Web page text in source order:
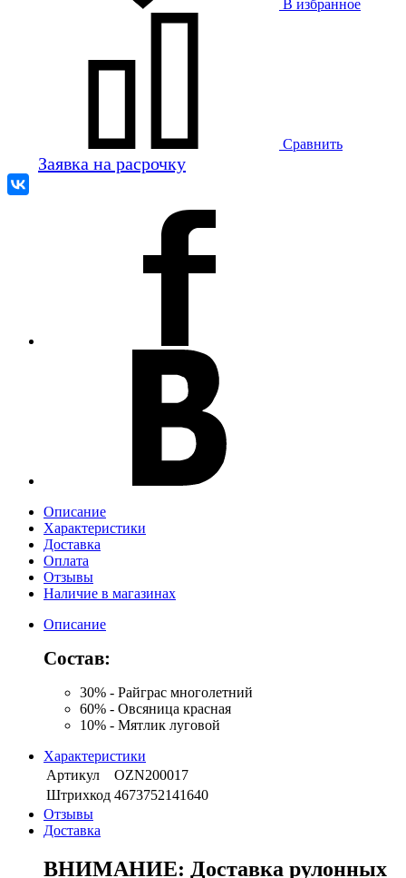
В избранное
Сравнить
Заявка на расрочку
Описание
Характеристики
Доставка
Оплата
Отзывы
Наличие в магазинах
Описание
Состав:
30% - Райграс многолетний
60% - Овсяница красная
10% - Мятлик луговой
Характеристики
Артикул
OZN200017
Штрихкод 4673752141640
Отзывы
Доставка
ВНИМАНИЕ: Доставка рулонных